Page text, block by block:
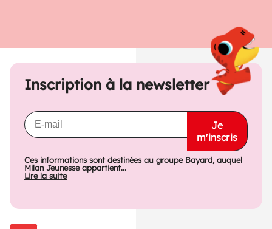
Inscription à la newsletter
Je
m'inscris
Ces informations sont destinées au groupe Bayard, auquel
Milan Jeunesse appartient...
Lire la suite